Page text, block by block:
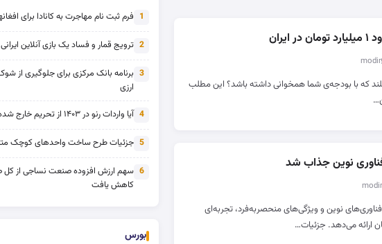
که با بودجه‌ی شما همخوانی داشته باشد؟ این مطلب
۲۰۲۵ با معرفی فناوری‌های نوین و ویژگی‌های منحصر‌به‌فرد، تجربه‌ای
ارائه می‌دهد. جزئیات…
1 فرم ثبت نام مهاجرت به کانادا برای
2 ترویج قمار و فساد یک بازی آنلاین ایرانی
3 برنامه بانک مرکزی برای جلوگیری از
ارزی
4 آیا واردات رنو در ۱۴۰۳ از تحریم خارج شده است؟
5 جزئیات طرح ساخت واحدهای کوچک
6 سهم ارزش افزوده صنعت نساجی از
کاهش یافت
بورس